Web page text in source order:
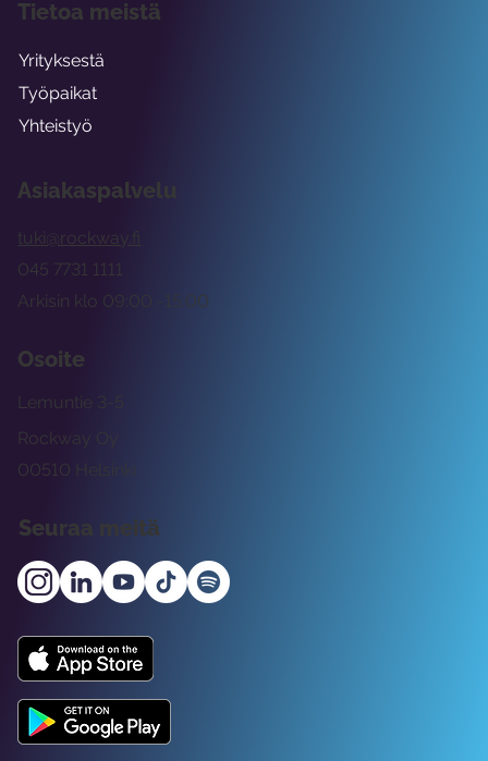
Asiakaspalvelu
tuki@rockway.fi
Arkisin klo 09:00 -15:00
045 7731 1111
Osoite
Rockway Oy
Lemuntie 3-5
00510 Helsinki
Seuraa meitä
Tietoa meistä
Yrityksestä
Työpaikat
Yhteistyö